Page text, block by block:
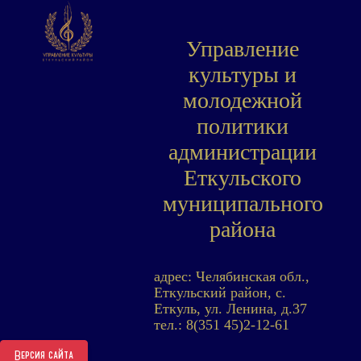
Версия сайта
Управление
культуры и
молодежной
политики
администрации
Еткульского
муниципального
района
адрес: Челябинская обл.,
Еткульский район, с.
Еткуль, ул. Ленина, д.37
тел.: 8(351 45)2-12-61